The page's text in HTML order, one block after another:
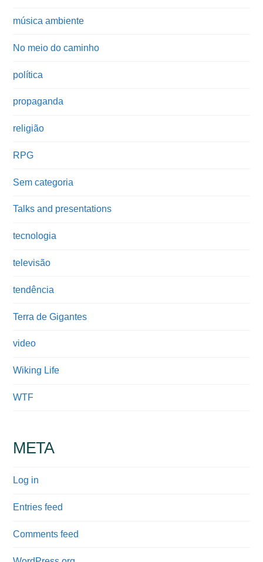
música ambiente
No meio do caminho
política
propaganda
religião
RPG
Sem categoria
Talks and presentations
tecnologia
televisão
tendência
Terra de Gigantes
video
Wiking Life
WTF
META
Log in
Entries feed
Comments feed